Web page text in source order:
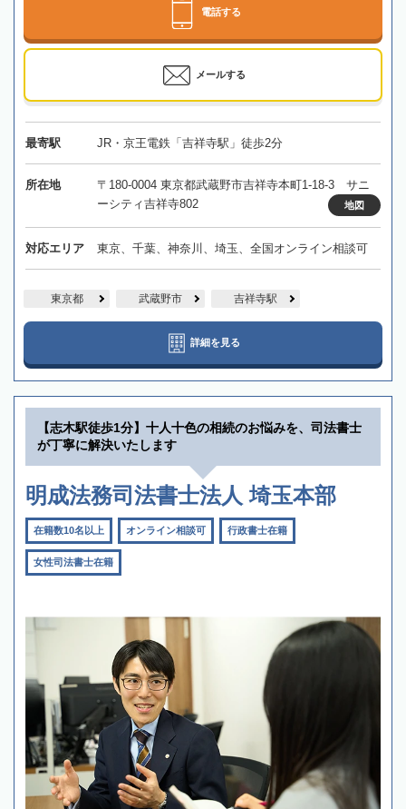
電話する
メールする
最寄駅 JR・京王電鉄「吉祥寺駅」徒歩2分
所在地
〒180-0004 東京都武蔵野市吉祥寺本町1-18-3 サニ
ーシティ吉祥寺802
地図
対応エリア 東京、千葉、神奈川、埼玉、全国オンライン相談可
東京都 武蔵野市 吉祥寺駅
詳細を見る
【志木駅徒歩1分】十人十色の相続のお悩みを、司法書士
が丁寧に解決いたします
明成法務司法書士法人 埼玉本部
在籍数10名以上 オンライン相談可 行政書士在籍
女性司法書士在籍